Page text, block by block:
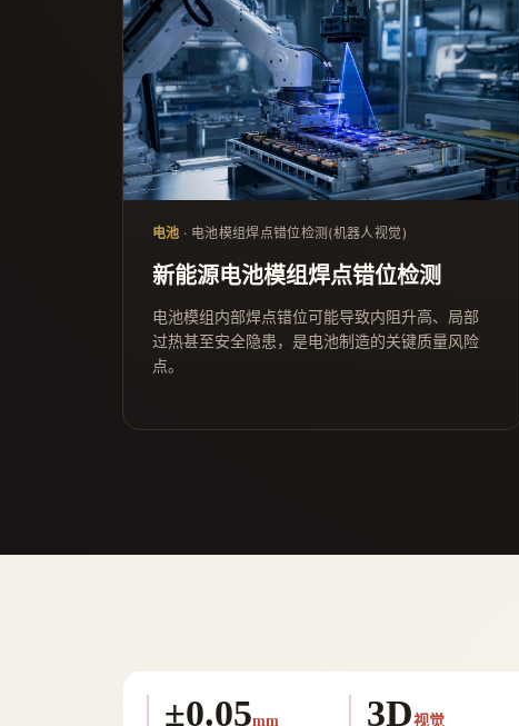
电池 · 电池模组焊点错位检测(机器人视觉)
新能源电池模组焊点错位检测
电池模组内部焊点错位可能导致内阻升高、局部
过热甚至安全隐患，是电池制造的关键质量风险
点。
±0.05mm 3D视觉